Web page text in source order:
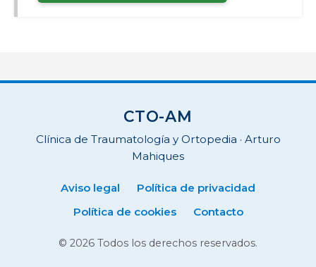
CTO-AM
Clínica de Traumatología y Ortopedia · Arturo
Mahiques
Aviso legal
Política de privacidad
Política de cookies
Contacto
© 2026 Todos los derechos reservados.